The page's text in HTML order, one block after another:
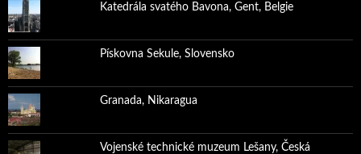
Katedrála svatého Bavona, Gent, Belgie
Pískovna Sekule, Slovensko
Granada, Nikaragua
Vojenské technické muzeum Lešany, Česká